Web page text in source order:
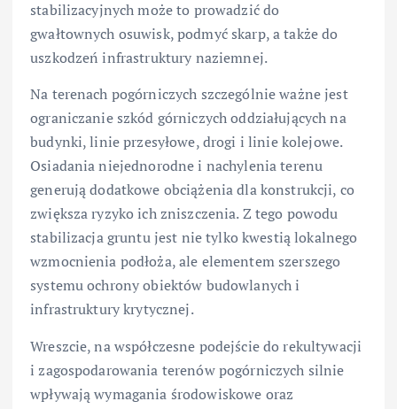
stabilizacyjnych może to prowadzić do
gwałtownych osuwisk, podmyć skarp, a także do
uszkodzeń infrastruktury naziemnej.
Na terenach pogórniczych szczególnie ważne jest
ograniczanie szkód górniczych oddziałujących na
budynki, linie przesyłowe, drogi i linie kolejowe.
Osiadania niejednorodne i nachylenia terenu
generują dodatkowe obciążenia dla konstrukcji, co
zwiększa ryzyko ich zniszczenia. Z tego powodu
stabilizacja gruntu jest nie tylko kwestią lokalnego
wzmocnienia podłoża, ale elementem szerszego
systemu ochrony obiektów budowlanych i
infrastruktury krytycznej.
Wreszcie, na współczesne podejście do rekultywacji
i zagospodarowania terenów pogórniczych silnie
wpływają wymagania środowiskowe oraz